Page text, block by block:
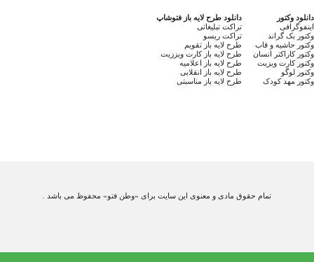
دانلود وکتور
اینفوگرافی
وکتور بک گراند
وکتور حاشیه و قاب
وکتور کاراکتر انسان
وکتور کارت ویزیت
وکتور لوگو
وکتور مهد کودک
دانلود طرح لایه باز فتوشاپ
تراکت تبلیغاتی
تراکت ریسو
طرح لایه باز تقویم
طرح لایه باز کارت ویززیت
طرح لایه باز اعلامیه
طرح لایه باز انقلابی
طرح لایه باز مناسبتی
تمام حقوق مادی و معنوی این سایت برای «وطن فتو» محفوظ می باشد .